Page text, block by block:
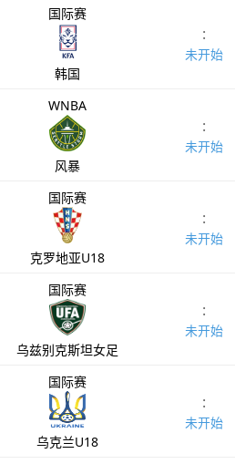
国际赛
韩国
:
未开始
WNBA
风暴
:
未开始
国际赛
克罗地亚U18
:
未开始
国际赛
乌兹别克斯坦女足
:
未开始
国际赛
乌克兰U18
:
未开始